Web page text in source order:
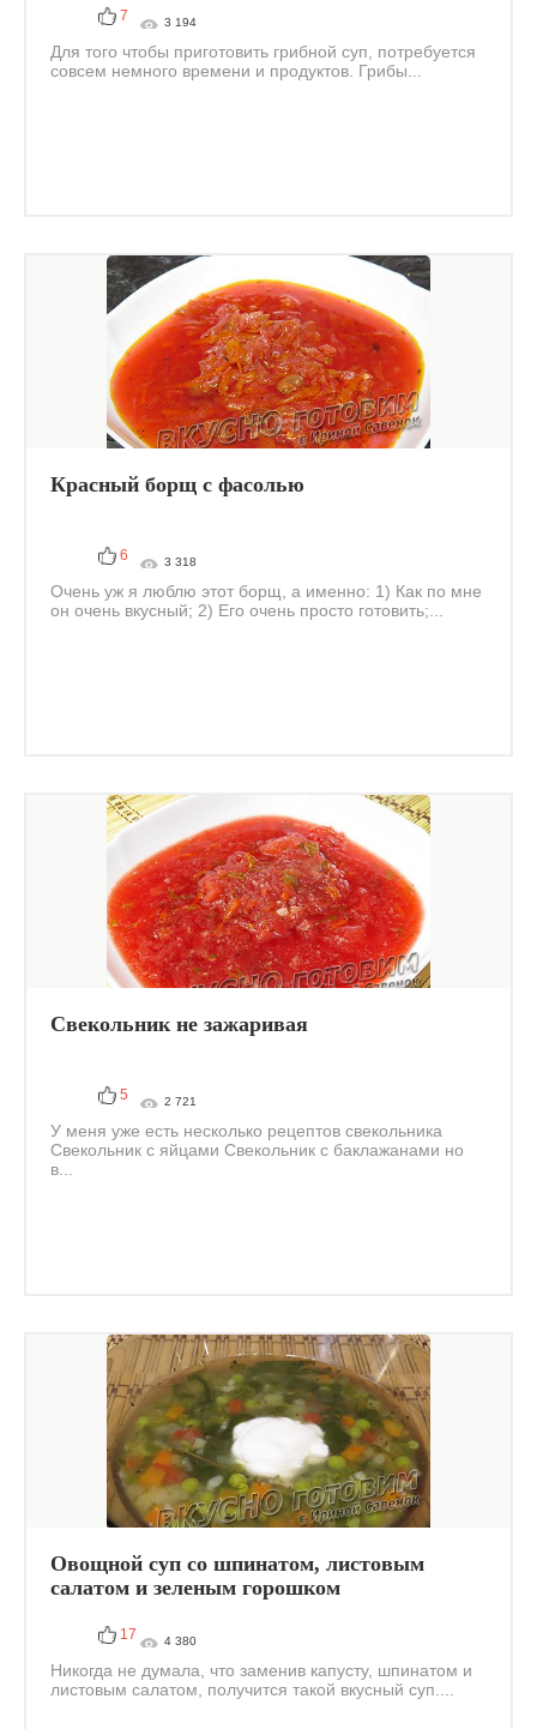
7 3 194
Для того чтобы приготовить грибной суп, потребуется
совсем немного времени и продуктов. Грибы...
Красный борщ с фасолью
6 3 318
Очень уж я люблю этот борщ, а именно: 1) Как по мне
он очень вкусный; 2) Его очень просто готовить;...
Свекольник не зажаривая
5 2 721
У меня уже есть несколько рецептов свекольника
Свекольник с яйцами Свекольник с баклажанами но
в...
Овощной суп со шпинатом, листовым
салатом и зеленым горошком
17 4 380
Никогда не думала, что заменив капусту, шпинатом и
листовым салатом, получится такой вкусный суп....